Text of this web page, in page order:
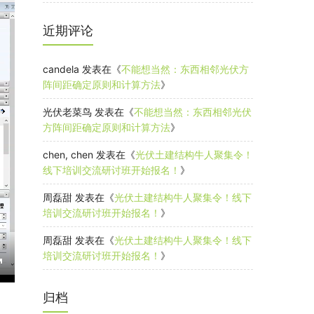
近期评论
candela 发表在《不能想当然：东西相邻光伏方
阵间距确定原则和计算方法》
光伏老菜鸟 发表在《不能想当然：东西相邻光伏
方阵间距确定原则和计算方法》
chen, chen 发表在《光伏土建结构牛人聚集令！
线下培训交流研讨班开始报名！ 》
周磊甜 发表在《光伏土建结构牛人聚集令！线下
培训交流研讨班开始报名！ 》
周磊甜 发表在《光伏土建结构牛人聚集令！线下
培训交流研讨班开始报名！ 》
归档